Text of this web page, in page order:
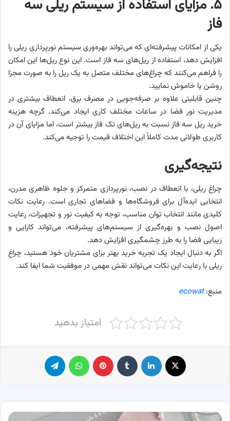
۵. مزایای استفاده از سیستم ریلی سه
فاز
یکی از امکانات پیشرفته‌ای که می‌تواند بهره‌وری سیستم نورپردازی ریلی را
افزایش دهد، استفاده از ریل‌های سه فاز است. این نوع ریل‌ها این امکان
را فراهم می‌کنند که چراغ‌های مختلف متصل به یک ریل را به صورت مجزا
روشن یا خاموش نمایید.
چنین قابلیتی علاوه بر صرفه‌جویی در مصرف برق، انعطاف بیشتری در
مدیریت نور فضا در ساعات مختلف کاری ایجاد می‌کند. گرچه هزینه
خرید ریل سه فاز نسبت به ریل‌های تک فاز بیشتر است، اما مزایای آن در
کاربری طولانی مدت کاملاً این اختلاف قیمت را توجیه می‌کند.
نتیجه‌گیری
چراغ ریلی، با انعطاف در نصب، نورپردازی متمرکز و جلوه ظاهری مدرن،
انتخابی ایده‌آل برای فروشگاه‌ها و فضاهای تجاری است. رعایت نکات
کلیدی مانند انتخاب توان مناسب، توجه به کیفیت نور و تجهیزات، رعایت
اصول نصب و بهره‌گیری از سیستم‌های پیشرفته، می‌تواند کارایی و
زیبایی فضا را به طرز چشمگیری افزایش دهد.
اگر به دنبال ایجاد یک تجربه خرید بهتر برای مشتریان خود هستید، چراغ
ریلی با رعایت این نکات می‌تواند نقش مهمی در موفقیت شما ایفا کند.
منبع:ecowat
امتیاز بدهید
لینکدین ‫تامبلر پینترست
60